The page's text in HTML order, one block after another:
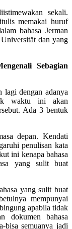
sekali.
memakai huruf
bahasa Jerman
dan yang
Sebagian
lagi dengan adanya
waktu ini akan
Ada 3 bentuk
depan. Kendati
penulisan kata
ini kenapa bahasa
yang sulit buat
yang sulit buat
mempunyai
apabila tidak
dokumen bahasa
bisa semuanya jadi